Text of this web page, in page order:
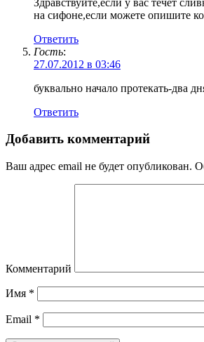
на сифоне,если можете опишите
Ответить
Гость:
27.07.2012 в 03:46
буквально начало протекать-два
Ответить
Добавить комментарий
Ваш адрес email не будет опубликован.
Комментарий
Имя *
Email *